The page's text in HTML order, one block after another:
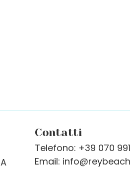
Contatti
Telefono: +39 070
Email: